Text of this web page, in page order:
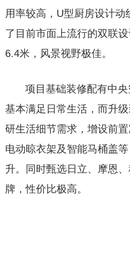
用率较高，U型厨房设计动
了目前市面上流行的双联
6.4米，风景视野极佳。
项目基础装修配有中
基本满足日常生活，而升
研生活细节需求，增设前置
电动晾衣架及智能马桶盖
升。同时甄选日立、摩恩
牌，性价比极高。